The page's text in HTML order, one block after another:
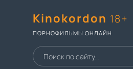
Kinokordon 18+
ПОРНОФИЛЬМЫ ОНЛАЙН